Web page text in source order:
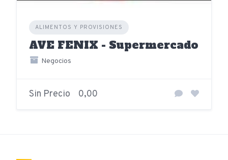
ALIMENTOS Y PROVISIONES
AVE FENIX - Supermercado
Negocios
Sin Precio 0,00